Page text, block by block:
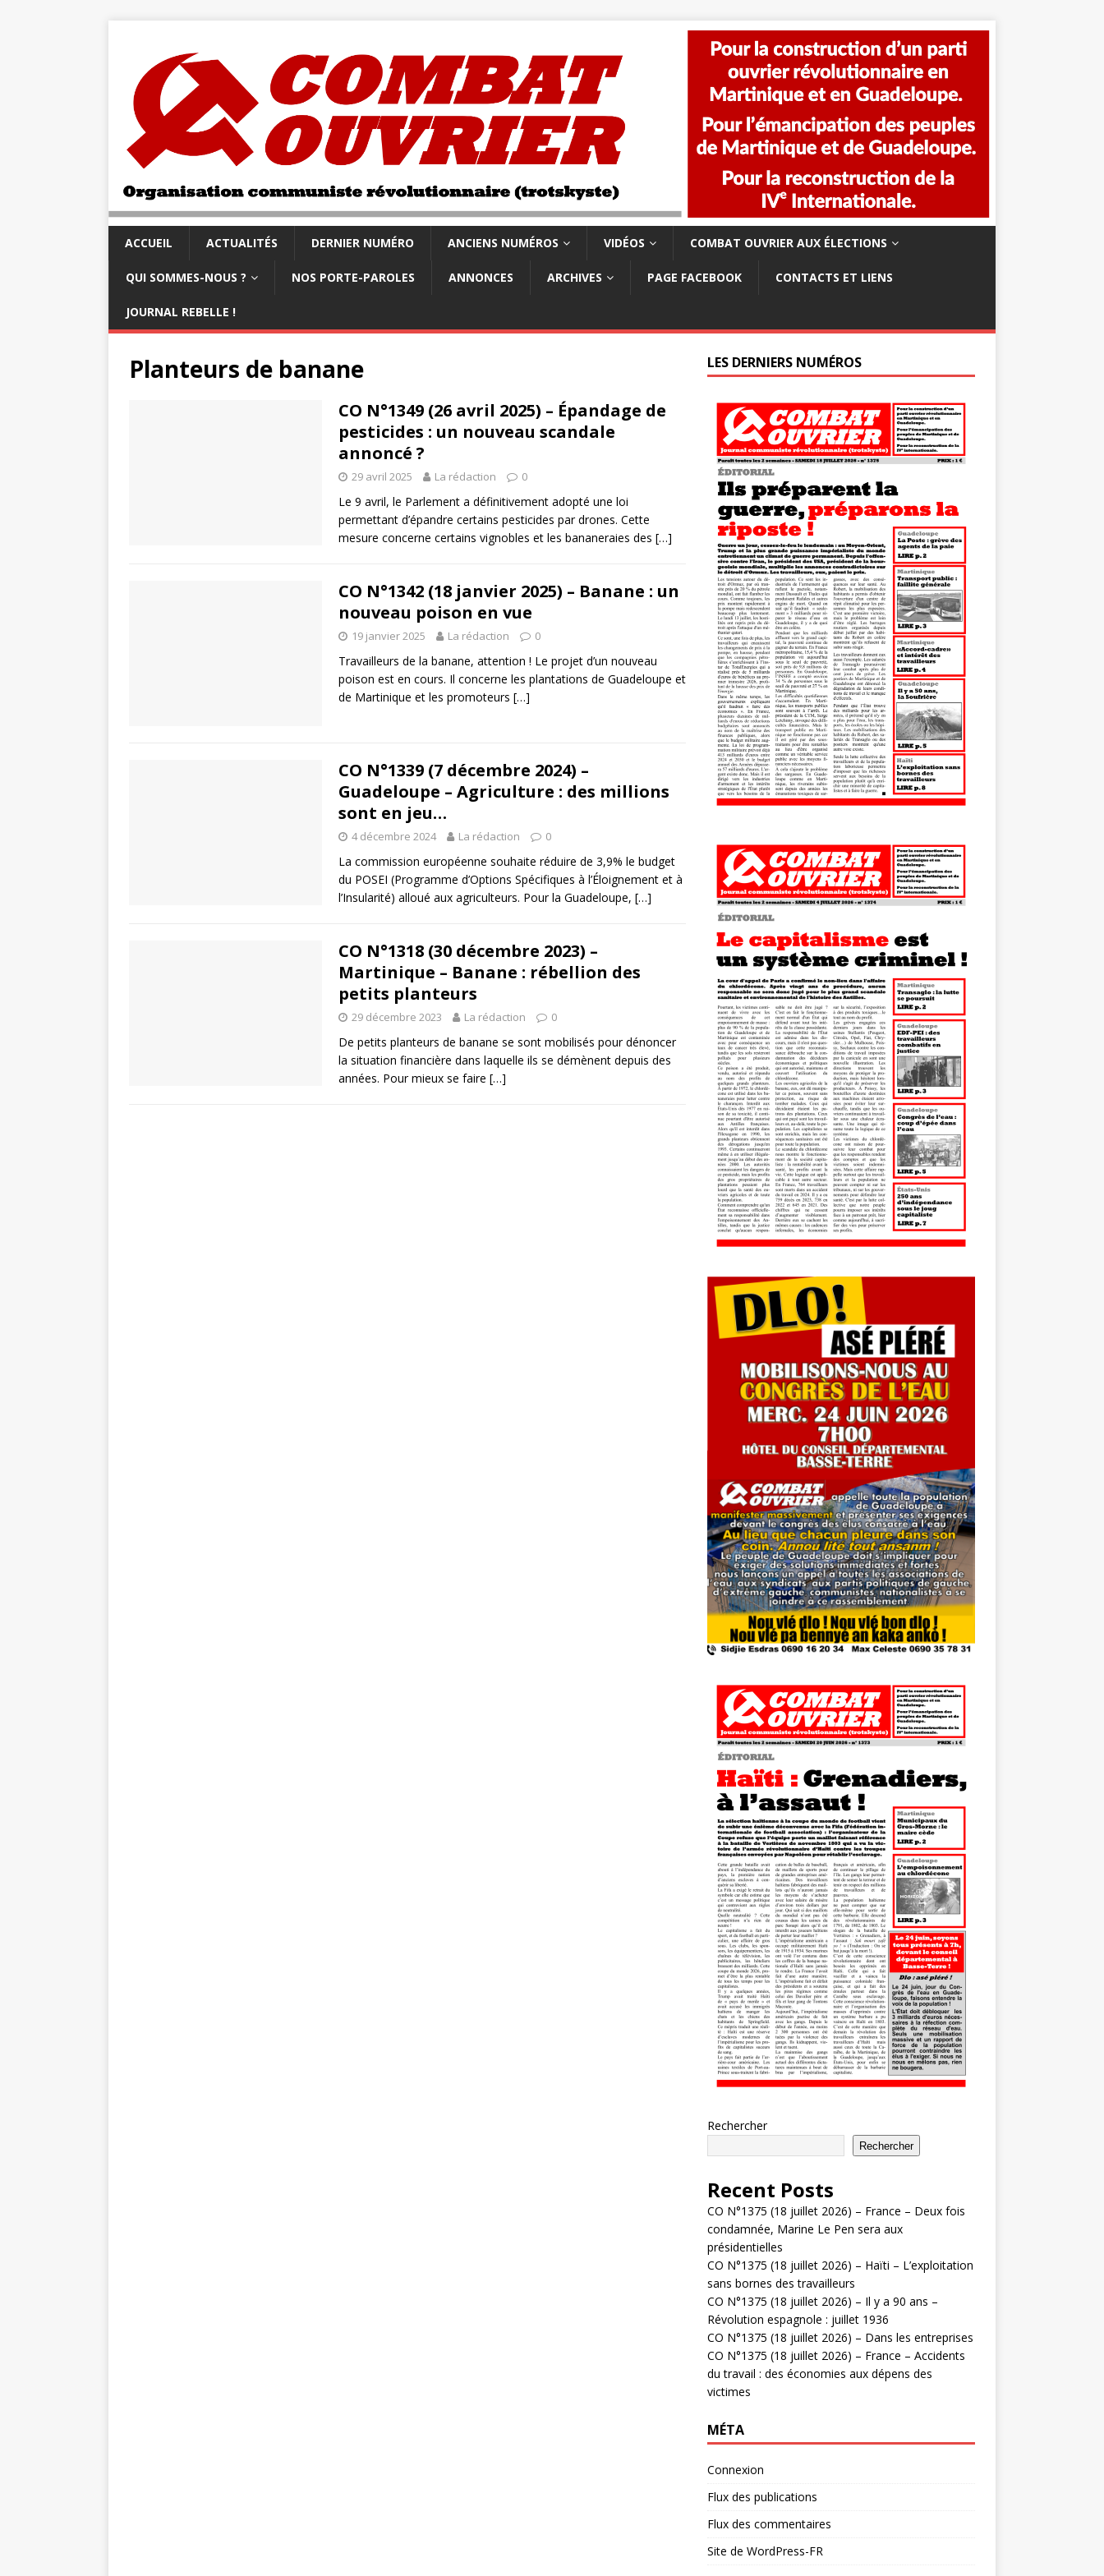
ACCUEIL ACTUALITÉS DERNIER NUMÉRO ANCIENS NUMÉROS VIDÉOS COMBAT OUVRIER AUX ÉLECTIONS
QUI SOMMES-NOUS ? NOS PORTE-PAROLES ANNONCES ARCHIVES PAGE FACEBOOK CONTACTS ET LIENS
JOURNAL REBELLE !
Planteurs de banane
CO N°1349 (26 avril 2025) – Épandage de
pesticides : un nouveau scandale
annoncé ?
29 avril 2025 La rédaction 0
Le 9 avril, le Parlement a définitivement adopté une loi
permettant d’épandre certains pesticides par drones. Cette
mesure concerne certains vignobles et les bananeraies des […]
CO N°1342 (18 janvier 2025) – Banane : un
nouveau poison en vue
19 janvier 2025 La rédaction 0
Travailleurs de la banane, attention ! Le projet d’un nouveau
poison est en cours. Il concerne les plantations de Guadeloupe et
de Martinique et les promoteurs […]
CO N°1339 (7 décembre 2024) –
Guadeloupe – Agriculture : des millions
sont en jeu…
4 décembre 2024 La rédaction 0
La commission européenne souhaite réduire de 3,9% le budget
du POSEI (Programme d’Options Spécifiques à l’Éloignement et à
l’Insularité) alloué aux agriculteurs. Pour la Guadeloupe, […]
CO N°1318 (30 décembre 2023) –
Martinique – Banane : rébellion des
petits planteurs
29 décembre 2023 La rédaction 0
De petits planteurs de banane se sont mobilisés pour dénoncer
la situation financière dans laquelle ils se démènent depuis des
années. Pour mieux se faire […]
LES DERNIERS NUMÉROS
Rechercher
Rechercher
Recent Posts
CO N°1375 (18 juillet 2026) – France – Deux fois
condamnée, Marine Le Pen sera aux
présidentielles
CO N°1375 (18 juillet 2026) – Haïti – L’exploitation
sans bornes des travailleurs
CO N°1375 (18 juillet 2026) – Il y a 90 ans –
Révolution espagnole : juillet 1936
CO N°1375 (18 juillet 2026) – Dans les entreprises
CO N°1375 (18 juillet 2026) – France – Accidents
du travail : des économies aux dépens des
victimes
MÉTA
Connexion
Flux des publications
Flux des commentaires
Site de WordPress-FR